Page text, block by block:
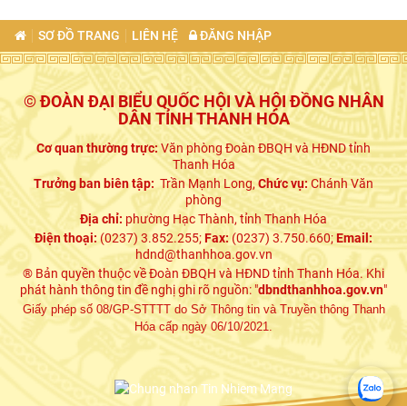
SƠ ĐỒ TRANG LIÊN HỆ ĐĂNG NHẬP
© ĐOÀN ĐẠI BIỂU QUỐC HỘI VÀ HỘI ĐỒNG NHÂN
DÂN TỈNH THANH HÓA
Cơ quan thường trực:Văn phòng Đoàn ĐBQH và HĐND tỉnh
Thanh Hóa
Trưởng ban biên tập: Trần Mạnh Long,Chức vụ:Chánh Văn
phòng
Địa chỉ: phường Hạc Thành, tỉnh Thanh Hóa
Điện thoại: (0237) 3.852.255;Fax:(0237) 3.750.660;Email:
hdnd@thanhhoa.gov.vn
® Bản quyền thuộc về Đoàn ĐBQH và HĐND tỉnh Thanh Hóa. Khi
phát hành thông tin đề nghị ghi rõ nguồn: "dbndthanhhoa.gov.vn"
Giấy phép số 08/GP-STTTT do Sở Thông tin và Truyền thông Thanh
Hóa cấp ngày 06/10/2021.